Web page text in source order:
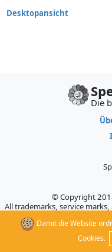
Desktopansicht
Damit die Website
Cookies.
Die
© Copyright
All trademarks, service
their respective owners,